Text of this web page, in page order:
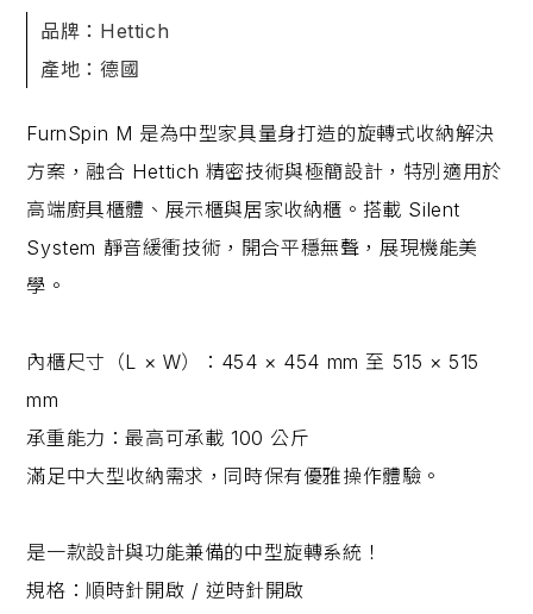
品牌：Hettich
產地：德國
FurnSpin M 是為中型家具量身打造的旋轉式收納解決
方案，融合 Hettich 精密技術與極簡設計，特別適用於
高端廚具櫃體、展示櫃與居家收納櫃。搭載 Silent
System 靜音緩衝技術，開合平穩無聲，展現機能美
學。
內櫃尺寸（L × W）：454 × 454 mm 至 515 × 515
mm
承重能力：最高可承載 100 公斤
滿足中大型收納需求，同時保有優雅操作體驗。
是一款設計與功能兼備的中型旋轉系統！
規格： 順時針開啟 / 逆時針開啟